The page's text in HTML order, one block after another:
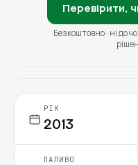
Перевірити,
Безкоштовно · ні до
РІК
2013
ПАЛИВО